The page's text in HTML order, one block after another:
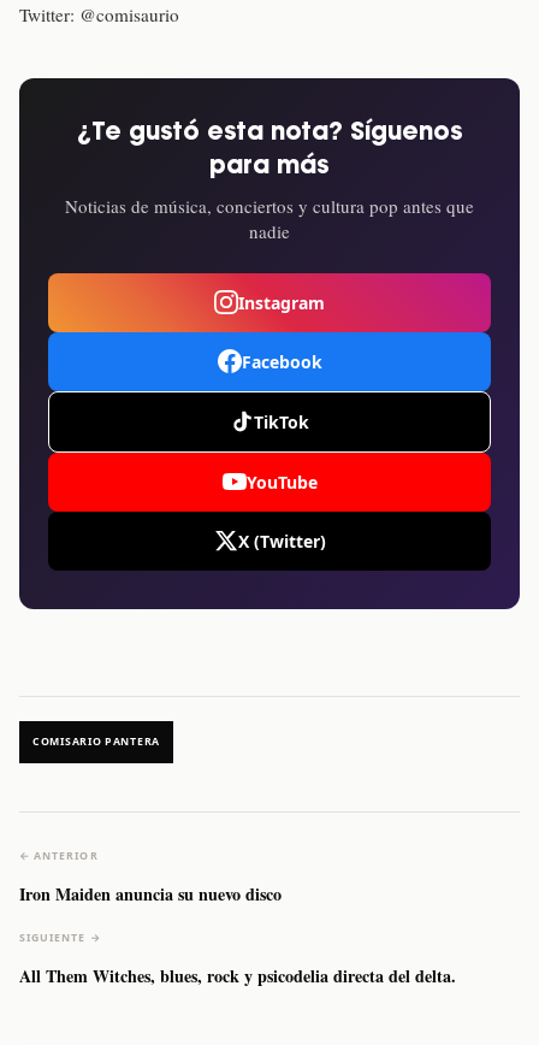
Twitter: @comisaurio
¿Te gustó esta nota? Síguenos
para más
Noticias de música, conciertos y cultura pop antes que
nadie
Instagram
Facebook
TikTok
YouTube
X (Twitter)
COMISARIO PANTERA
← ANTERIOR
Iron Maiden anuncia su nuevo disco
SIGUIENTE →
All Them Witches, blues, rock y psicodelia directa del delta.